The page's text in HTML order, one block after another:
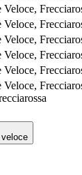
Veloce,
Veloce,
Veloce,
Veloce,
Veloce,
Veloce,
©CARTO